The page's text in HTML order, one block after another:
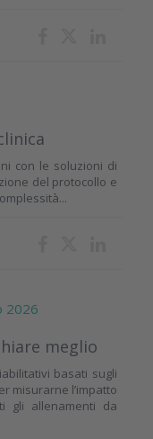
con le soluzioni di
del protocollo e
2026
meglio
basati sugli
misurarne l’impatto
gli allenamenti da